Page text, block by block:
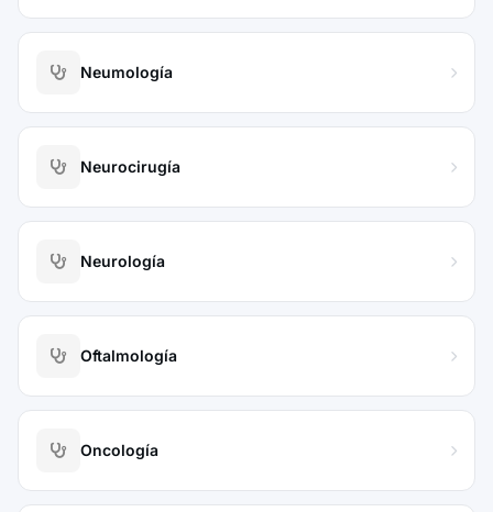
Neumología
Neurocirugía
Neurología
Oftalmología
Oncología